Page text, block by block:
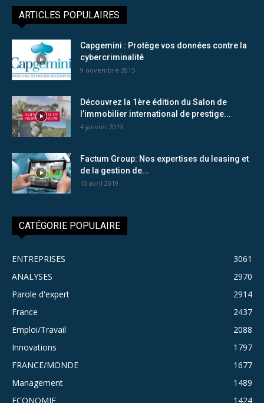
ARTICLES POPULAIRES
Capgemini : Protège vos données contre la
cybercriminalité
9 novembre 2015
Découvrez la 1ère édition du Salon de
l’immobilier international de prestige...
4 janvier 2019
Factum Group: Nos expertises du leasing et
de la gestion de...
10 avril 2019
CATÉGORIE POPULAIRE
ENTREPRISES
3061
ANALYSES
2970
Parole d'expert
2914
France
2437
Emploi/Travail
2088
Innovations
1797
FRANCE/MONDE
1677
Management
1489
ECONOMIE
1424